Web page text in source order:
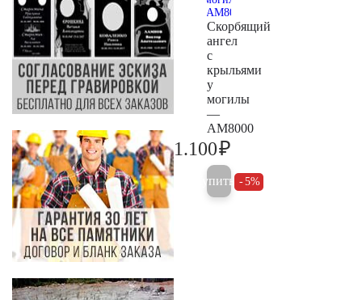
Скорбящий
ангел
с
крыльями
у
могилы
—
AM8000
1.100₽
Купить 5%